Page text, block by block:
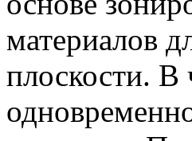
материалов
плоскости. В